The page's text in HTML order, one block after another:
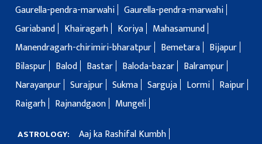
Gaurella-pendra-marwahi Gaurella-pendra-marwahi
Gariaband
Khairagarh Koriya
Mahasamund
Manendragarh-chirimiri-bharatpur
Bemetara
Bijapur
Bilaspur
Balod Bastar Baloda-bazar
Balrampur
Narayanpur Surajpur Sukma Sarguja Lormi
Raipur
Raigarh
Rajnandgaon Mungeli
ASTROLOGY:
Aaj ka Rashifal Kumbh